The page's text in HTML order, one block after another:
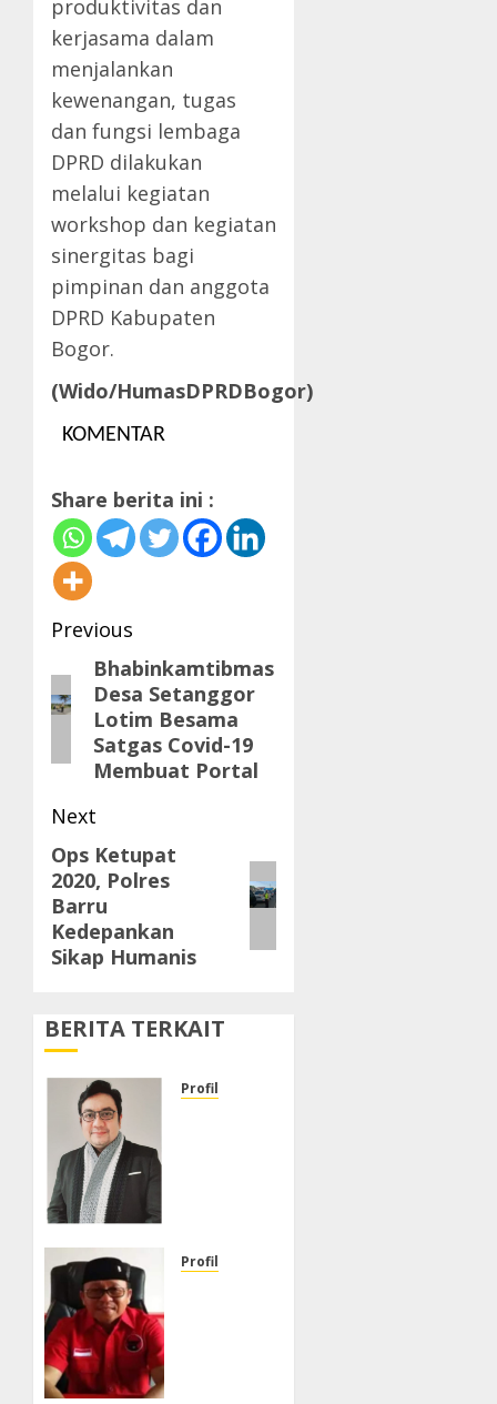
produktivitas dan
kerjasama dalam
menjalankan
kewenangan, tugas
dan fungsi lembaga
DPRD dilakukan
melalui kegiatan
workshop dan kegiatan
sinergitas bagi
pimpinan dan anggota
DPRD Kabupaten
Bogor.
(Wido/HumasDPRDBogor)
KOMENTAR
Share berita ini :
Post
navigation
Previous
Previous
post:
Bhabinkamtibmas
Desa Setanggor
Lotim Besama
Satgas Covid-19
Membuat Portal
Next
Next
post:
Ops Ketupat
2020, Polres
Barru
Kedepankan
Sikap Humanis
BERITA TERKAIT
Profil
Tuntas
Profil